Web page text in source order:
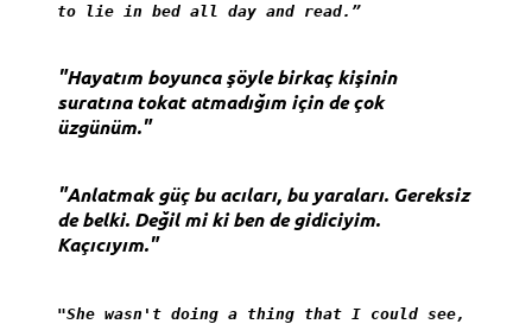
to lie in bed all day and read.”
"Hayatım boyunca şöyle birkaç kişinin
suratına tokat atmadığım için de çok
üzgünüm."
"Anlatmak güç bu acıları, bu yaraları. Gereksiz
de belki. Değil mi ki ben de gidiciyim.
Kaçıcıyım."
"She wasn't doing a thing that I could see,